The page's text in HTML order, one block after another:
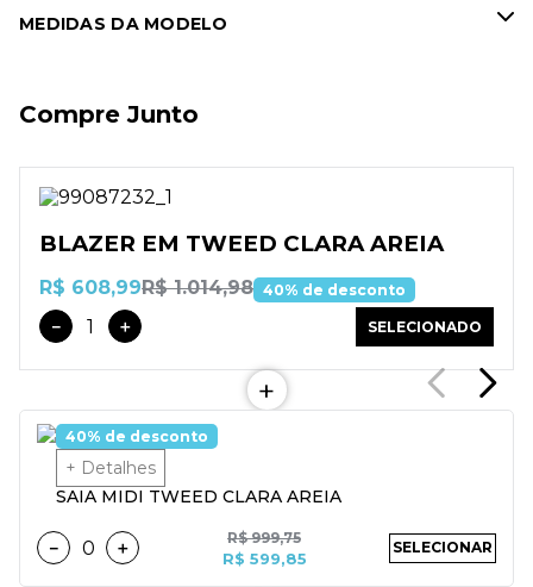
MEDIDAS DA MODELO
Compre Junto
BLAZER EM TWEED CLARA AREIA
R$ 608,99R$ 1.014,98 40% de desconto
＋
－ SELECIONADO
+
40% de desconto
+ Detalhes
SAIA MIDI TWEED CLARA AREIA
＋
－ R$ 999,75
R$ 599,85
SELECIONAR